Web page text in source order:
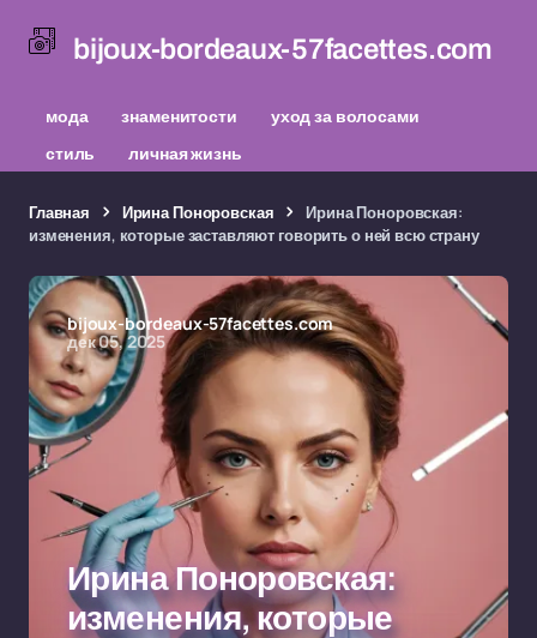
bijoux-bordeaux-57facettes.com
мода знаменитости
уход за волосами
стиль
личная жизнь
Главная Ирина Поноровская
Ирина Поноровская:
изменения, которые заставляют говорить о ней всю страну
bijoux-bordeaux-57facettes.com
дек 05, 2025
Ирина Поноровская:
изменения, которые